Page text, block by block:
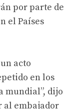
por parte de
el Países
acto
en los
mundial”, dijo
al embajador